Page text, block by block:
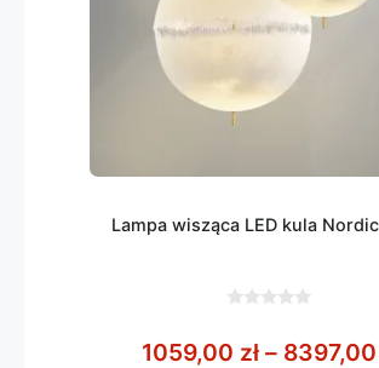
Lampa wisząca LED kula
5
1059,00 zł – 8397,00